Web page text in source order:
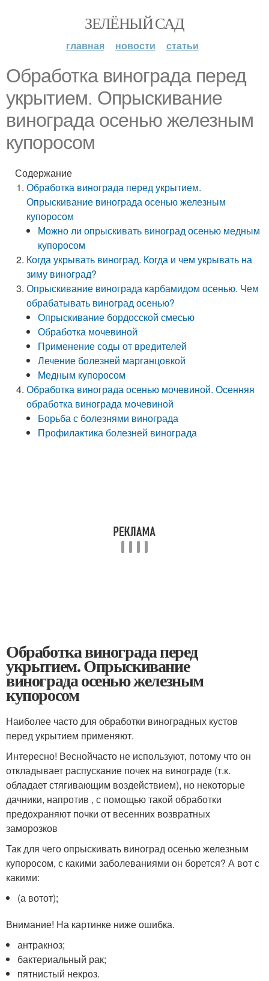
ЗЕЛЁНЫЙ САД
главная новости статьи
Обработка винограда перед
укрытием. Опрыскивание
винограда осенью железным
купоросом
Содержание
Обработка винограда перед укрытием.
Опрыскивание винограда осенью железным
купоросом
Можно ли опрыскивать виноград осенью медным
купоросом
Когда укрывать виноград. Когда и чем укрывать на
зиму виноград?
Опрыскивание винограда карбамидом осенью. Чем
обрабатывать виноград осенью?
Опрыскивание бордосской смесью
Обработка мочевиной
Применение соды от вредителей
Лечение болезней марганцовкой
Медным купоросом
Обработка винограда осенью мочевиной. Осенняя
обработка винограда мочевиной
Борьба с болезнями винограда
Профилактика болезней винограда
Обработка винограда перед
укрытием. Опрыскивание
винограда осенью железным
купоросом
Наиболее часто для обработки виноградных кустов
перед укрытием применяют.
Интересно! Веснойчасто не используют, потому что он
откладывает распускание почек на винограде (т.к.
обладает стягивающим воздействием), но некоторые
дачники, напротив , с помощью такой обработки
предохраняют почки от весенних возвратных
заморозков
Так для чего опрыскивать виноград осенью железным
купоросом, с какими заболеваниями он борется? А вот с
какими:
(а вотот);
Внимание! На картинке ниже ошибка.
антракноз;
бактериальный рак;
пятнистый некроз.